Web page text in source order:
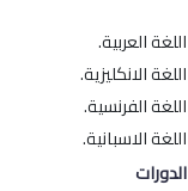
اللغة العربية.
اللغة الانكليزية.
اللغة الفرنسية.
اللغة الاسبانية.
الدورات